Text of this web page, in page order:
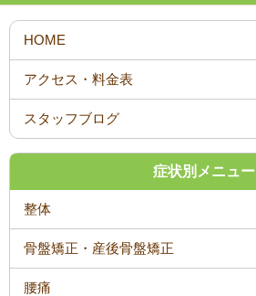
スタッフブログ
症状別メニュー
整体
骨盤矯正・産後骨盤矯正
腰痛